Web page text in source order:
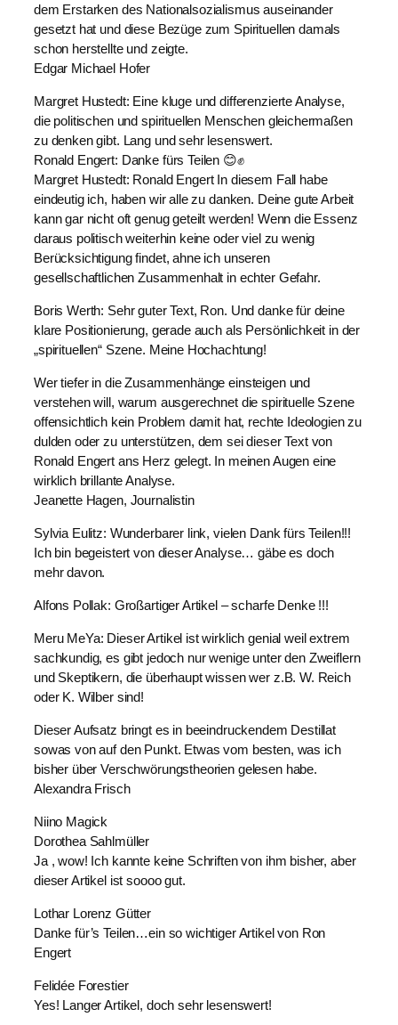
dem Erstarken des Nationalsozialismus auseinander
gesetzt hat und diese Bezüge zum Spirituellen damals
schon herstellte und zeigte.
Edgar Michael Hofer
Margret Hustedt: Eine kluge und differenzierte Analyse,
die politischen und spirituellen Menschen gleichermaßen
zu denken gibt. Lang und sehr lesenswert.
Ronald Engert: Danke fürs Teilen 😊✊
Margret Hustedt: Ronald Engert In diesem Fall habe
eindeutig ich, haben wir alle zu danken. Deine gute Arbeit
kann gar nicht oft genug geteilt werden! Wenn die Essenz
daraus politisch weiterhin keine oder viel zu wenig
Berücksichtigung findet, ahne ich unseren
gesellschaftlichen Zusammenhalt in echter Gefahr.
Boris Werth: Sehr guter Text, Ron. Und danke für deine
klare Positionierung, gerade auch als Persönlichkeit in der
„spirituellen“ Szene. Meine Hochachtung!
Wer tiefer in die Zusammenhänge einsteigen und
verstehen will, warum ausgerechnet die spirituelle Szene
offensichtlich kein Problem damit hat, rechte Ideologien zu
dulden oder zu unterstützen, dem sei dieser Text von
Ronald Engert ans Herz gelegt. In meinen Augen eine
wirklich brillante Analyse.
Jeanette Hagen, Journalistin
Sylvia Eulitz: Wunderbarer link, vielen Dank fürs Teilen!!!
Ich bin begeistert von dieser Analyse… gäbe es doch
mehr davon.
Alfons Pollak: Großartiger Artikel – scharfe Denke !!!
Meru MeYa: Dieser Artikel ist wirklich genial weil extrem
sachkundig, es gibt jedoch nur wenige unter den Zweiflern
und Skeptikern, die überhaupt wissen wer z.B. W. Reich
oder K. Wilber sind!
Dieser Aufsatz bringt es in beeindruckendem Destillat
sowas von auf den Punkt. Etwas vom besten, was ich
bisher über Verschwörungstheorien gelesen habe.
Alexandra Frisch
Niino Magick
Dorothea Sahlmüller
Ja , wow! Ich kannte keine Schriften von ihm bisher, aber
dieser Artikel ist soooo gut.
Lothar Lorenz Gütter
Danke für’s Teilen…ein so wichtiger Artikel von Ron
Engert
Felidée Forestier
Yes! Langer Artikel, doch sehr lesenswert!